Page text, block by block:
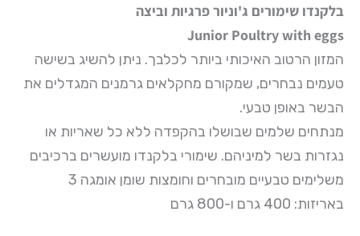
בלקנדו שימורים ג'וניור פרגיות וביצה
Junior Poultry with eggs
המזון הרטוב האיכותי ביותר לכלבך. ניתן להשיג בשישה
טעמים נבחרים, שמקורם מחקלאים גרמנים המגדלים את
הבשר באופן טבעי.
מנתחים שלמים שבושלו בהקפדה ללא כל שאריות או
נגזרות בשר למיניהם. שימורי בלקנדו מועשרים ברכיבים
משלימים טבעיים מובחרים וחומצות שומן אומגה 3
באריזות: 400 גרם ו-800 גרם